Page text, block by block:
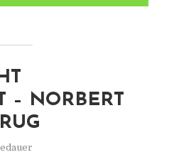
– NORBERT